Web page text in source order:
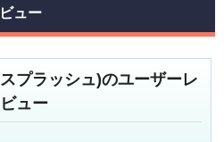
ュー
プラッシュ)のユーザーレ
ビュー